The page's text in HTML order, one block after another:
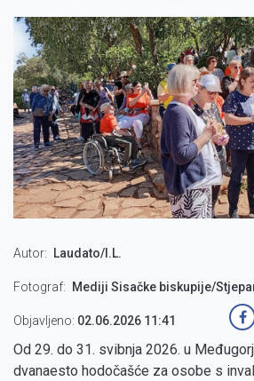
Autor Laudato/I.L.
Fotograf Mediji Sisačke biskupije/
Objavljeno: 02.06.2026 11:41
Od 29. do 31. svibnja 2026. u
dvanaesto hodočašće za osobe s